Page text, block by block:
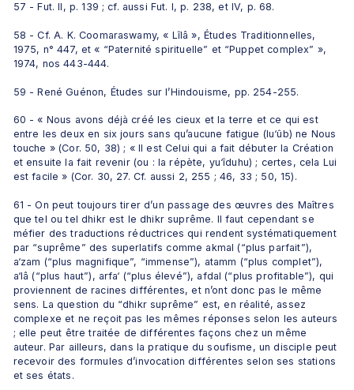
57 - Fut. II, p. 139 ; cf. aussi Fut. I, p. 238, et IV, p. 68.
58 - Cf. A. K. Coomaraswamy, « Lîlâ », Études Traditionnelles,
1975, n° 447, et « “Paternité spirituelle” et “Puppet complex” »,
1974, nos 443-444.
59 - René Guénon, Études sur l’Hindouisme, pp. 254-255.
60 - « Nous avons déjà créé les cieux et la terre et ce qui est
entre les deux en six jours sans qu’aucune fatigue (lu‘ûb) ne Nous
touche » (Cor. 50, 38) ; « Il est Celui qui a fait débuter la Création
et ensuite la fait revenir (ou : la répète, yu‘îduhu) ; certes, cela Lui
est facile » (Cor. 30, 27. Cf. aussi 2, 255 ; 46, 33 ; 50, 15).
61 - On peut toujours tirer d’un passage des œuvres des Maîtres
que tel ou tel dhikr est le dhikr suprême. Il faut cependant se
méfier des traductions réductrices qui rendent systématiquement
par “suprême” des superlatifs comme akmal (“plus parfait”),
a‘zam (“plus magnifique”, “immense”), atamm (“plus complet”),
a‘lâ (“plus haut”), arfa‘ (“plus élevé”), afdal (“plus profitable”), qui
proviennent de racines différentes, et n’ont donc pas le même
sens. La question du “dhikr suprême” est, en réalité, assez
complexe et ne reçoit pas les mêmes réponses selon les auteurs
; elle peut être traitée de différentes façons chez un même
auteur. Par ailleurs, dans la pratique du soufisme, un disciple peut
recevoir des formules d’invocation différentes selon ses stations
et ses états.